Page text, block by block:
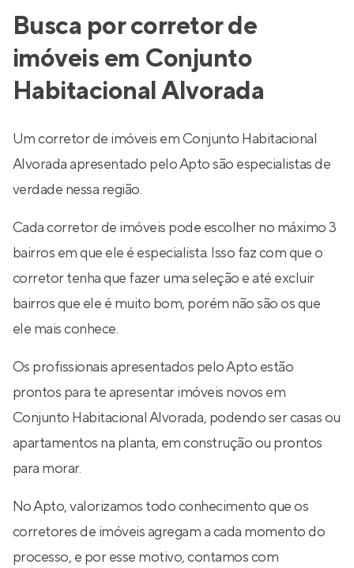
Busca por corretor de
imóveis em Conjunto
Habitacional Alvorada
Um corretor de imóveis em Conjunto Habitacional
Alvorada apresentado pelo Apto são especialistas de
verdade nessa região.
Cada corretor de imóveis pode escolher no máximo 3
bairros em que ele é especialista. Isso faz com que o
corretor tenha que fazer uma seleção e até excluir
bairros que ele é muito bom, porém não são os que
ele mais conhece.
Os profissionais apresentados pelo Apto estão
prontos para te apresentar imóveis novos em
Conjunto Habitacional Alvorada, podendo ser casas ou
apartamentos na planta, em construção ou prontos
para morar.
No Apto, valorizamos todo conhecimento que os
corretores de imóveis agregam a cada momento do
processo, e por esse motivo, contamos com